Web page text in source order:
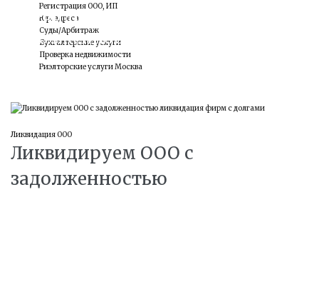
Регистрация ООО, ИП
Юр. адреса
Суды/Арбитраж
Бухгалтерские услуги
Проверка недвижимости
Риэлторские услуги Москва
Ликвидируем ООО с
задолженностью
Ликвидация ООО
Ликвидируем ООО с
задолженностью